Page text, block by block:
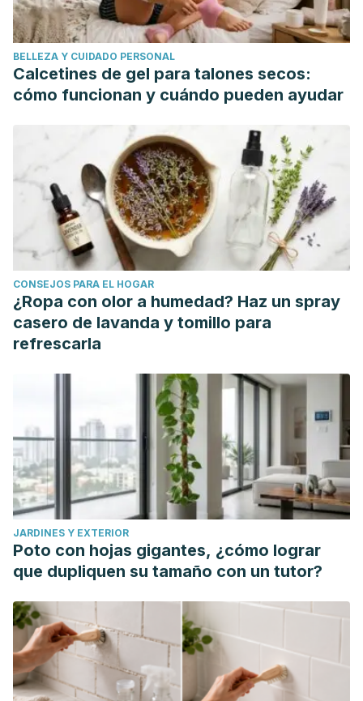
Society: A-Z Encyclopedia of Garden Plants. New York, NY:
DK.
Bohn S. K, Croft K. D, et al. Effects of black tea on body
composition and metabolic outcomes related to
cardiovascular disease risk: a randomized controlled trial.
Julio 2014. 5 (7): 1613-20.
Bunsawat, J.; Elliott, N. E.; Hertweck, K. L..; Sproles, E., and
Alice, L. A. (2004). “Phylogenetics of Mentha (Lamiaceae):
Evidence from Chloroplast DNA Sequences”,Systematic
Botany,29 (4): 959-964.
Jamous R. M, Abu-Zaitoun S. Y, et al. Antiobesity and
antioxidant potentials of selected palestinian medicinal
plants.Evidence based Complementary and Alternative
Medicine.
Keramati M, Musazadeh V, et al. Cinnamon, an effective
Journal of Food Biochemistry. Abril 2022. e14166.
National Center for Complementary and Integrative Health.
Peppermint oil. U. S. Department of Health and Human
Services. Octubre 2020.
Nutriton Data. Peppermint, fresh, mint.
Willcox J, Ash S. L, et al. Antioxidants and prevention of
chronic disease.Critical Reviews in Food Science and
Nutrition . 2004. 44 (4): 275-95.
Yang C. S, Zhang J, et al. Mechanisms of body weight
reduction and metabolic syndrome alleviation by tea.
Molecular Nutrition Food Research
. Diciembre 2015.
BELLEZA Y CUIDADO PERSONAL
Calcetines de gel para talones secos:
cómo funcionan y cuándo pueden ayudar
CONSEJOS PARA EL HOGAR
¿Ropa con olor a humedad? Haz un spray
casero de lavanda y tomillo para
refrescarla
JARDINES Y EXTERIOR
Poto con hojas gigantes, ¿cómo lograr
que dupliquen su tamaño con un tutor?